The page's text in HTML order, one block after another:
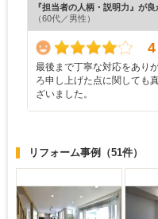
『担当者の人柄・説明力』が良
（60代／男性）
4
最後まで丁寧な対応をあり
ろ申し上げた点に関しても
ざいました。
リフォーム事例 （51件）